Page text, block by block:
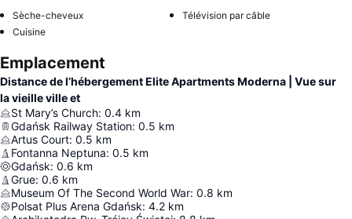
Sèche-cheveux
Télévision par câble
Cuisine
Emplacement
Distance de l’hébergement Elite Apartments Moderna | Vue sur
la vieille ville et
St Mary’s Church: 0.4 km
Gdańsk Railway Station: 0.5 km
Artus Court: 0.5 km
Fontanna Neptuna: 0.5 km
Gdańsk: 0.6 km
Grue: 0.6 km
Museum Of The Second World War: 0.8 km
Polsat Plus Arena Gdańsk: 4.2 km